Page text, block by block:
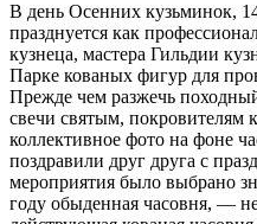
В день Осенних кузьминок,
празднуется как
кузнеца, мастера Гильдии
Парке кованых фигур для
Прежде чем разжечь
свечи святым, покровителям
коллективное фото на фоне
поздравили друг друга с
мероприятия было выбрано
году обыденная часовня, —